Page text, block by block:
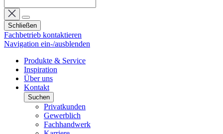
Schließen
Fachbetrieb kontaktieren
Navigation ein-/ausblenden
Produkte & Service
Inspiration
Über uns
Kontakt
Suchen
Privatkunden
Gewerblich
Fachhandwerk